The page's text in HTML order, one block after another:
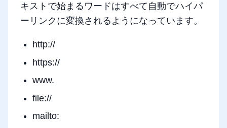
キストで始まるワードはすべて自動でハイパ
ーリンクに変換されるようになっています。
http://
https://
www.
file://
mailto: